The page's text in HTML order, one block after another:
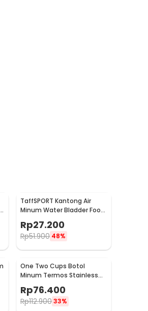
TaffSPORT Kantong Air
Minum Water Bladder Food
SD16
Rp27.200
Rp51.900 48%
One Two Cups Botol
Minum Termos Stainless
Steel BPA Free 400ml -
K623
Rp76.400
Rp112.90033%